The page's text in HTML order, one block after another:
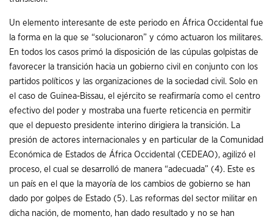
Un elemento interesante de este periodo en África Occidental fue
la forma en la que se “solucionaron” y cómo actuaron los militares.
En todos los casos primó la disposición de las cúpulas golpistas de
favorecer la transición hacia un gobierno civil en conjunto con los
partidos políticos y las organizaciones de la sociedad civil. Solo en
el caso de Guinea-Bissau, el ejército se reafirmaría como el centro
efectivo del poder y mostraba una fuerte reticencia en permitir
que el depuesto presidente interino dirigiera la transición. La
presión de actores internacionales y en particular de la Comunidad
Económica de Estados de África Occidental (CEDEAO), agilizó el
proceso, el cual se desarrolló de manera “adecuada” (4). Este es
un país en el que la mayoría de los cambios de gobierno se han
dado por golpes de Estado (5). Las reformas del sector militar en
dicha nación, de momento, han dado resultado y no se han